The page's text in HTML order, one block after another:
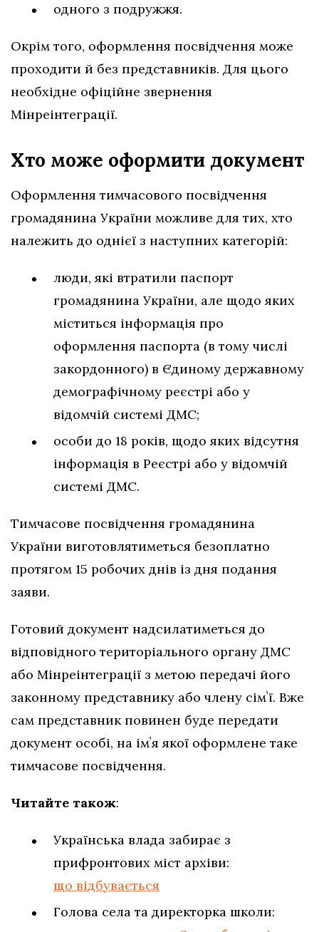
одного з подружжя.
Окрім того, оформлення посвідчення може
проходити й без представників. Для цього
необхідне офіційне звернення
Мінреінтеграції.
Хто може оформити документ
Оформлення тимчасового посвідчення
громадянина України можливе для тих, хто
належить до однієї з наступних категорій:
люди, які втратили паспорт
громадянина України, але щодо яких
міститься інформація про
оформлення паспорта (в тому числі
закордонного) в Єдиному державному
демографічному реєстрі або у
відомчій системі ДМС;
особи до 18 років, щодо яких відсутня
інформація в Реєстрі або у відомчій
системі ДМС.
Тимчасове посвідчення громадянина
України виготовлятиметься безоплатно
протягом 15 робочих днів із дня подання
заяви.
Готовий документ надсилатиметься до
відповідного територіального органу ДМС
або Мінреінтеграції з метою передачі його
законному представнику або члену сімʼї. Вже
сам представник повинен буде передати
документ особі, на імʼя якої оформлене таке
тимчасове посвідчення.
Читайте також:
Українська влада забирає з
прифронтових міст архіви:
що відбувається
Голова села та директорка школи: